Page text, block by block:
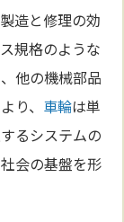
造と修理の効
規格のような
他の機械部品
り、 車輪は単
るシステムの
会の基盤を形